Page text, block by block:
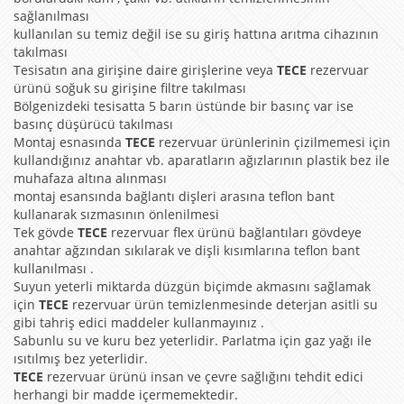
sağlanılması
kullanılan su temiz değil ise su giriş hattına arıtma cihazının
takılması
Tesisatın ana girişine daire girişlerine veya TECE rezervuar
ürünü soğuk su girişine filtre takılması
Bölgenizdeki tesisatta 5 barın üstünde bir basınç var ise
basınç düşürücü takılması
Montaj esnasında TECE rezervuar ürünlerinin çizilmemesi için
kullandığınız anahtar vb. aparatların ağızlarının plastik bez ile
muhafaza altına alınması
montaj esansında bağlantı dişleri arasına teflon bant
kullanarak sızmasının önlenilmesi
Tek gövde TECE rezervuar flex ürünü bağlantıları gövdeye
anahtar ağzından sıkılarak ve dişli kısımlarına teflon bant
kullanılması .
Suyun yeterli miktarda düzgün biçimde akmasını sağlamak
için TECE rezervuar ürün temizlenmesinde deterjan asitli su
gibi tahriş edici maddeler kullanmayınız .
Sabunlu su ve kuru bez yeterlidir. Parlatma için gaz yağı ile
ısıtılmış bez yeterlidir.
TECE rezervuar ürünü insan ve çevre sağlığını tehdit edici
herhangi bir madde içermemektedir.